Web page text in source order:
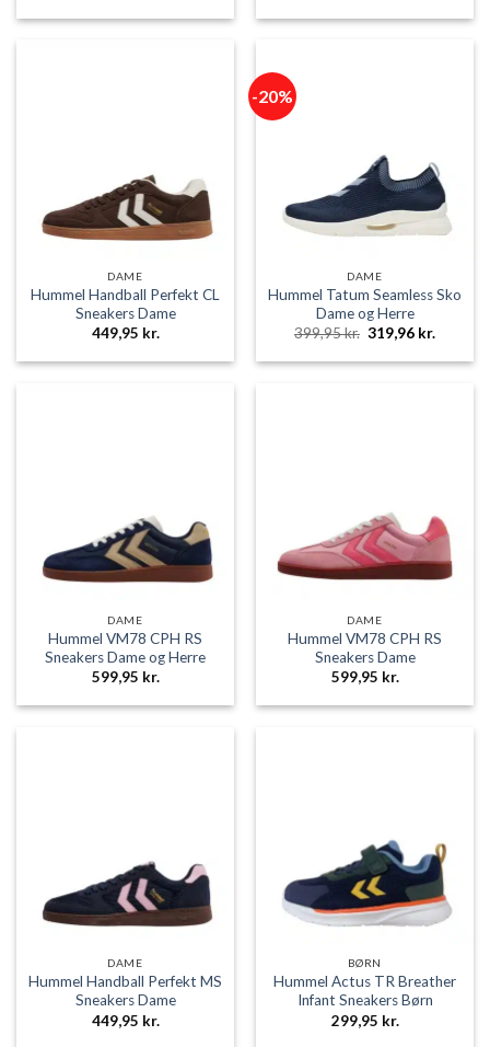
DAME
Hummel Handball Perfekt CL
Sneakers Dame
449,95 kr.
-20%
DAME
Hummel Tatum Seamless Sko
Dame og Herre
399,95kr. Den
oprindelige
pris
319,96 kr.Den
pris
319,96
DAME
Hummel VM78 CPH RS
Sneakers Dame og Herre
599,95 kr.
DAME
Hummel VM78 CPH RS
Sneakers Dame
599,95 kr.
DAME
Hummel Handball Perfekt MS
Sneakers Dame
449,95 kr.
BØRN
Hummel Actus TR Breather
Infant Sneakers Børn
299,95 kr.